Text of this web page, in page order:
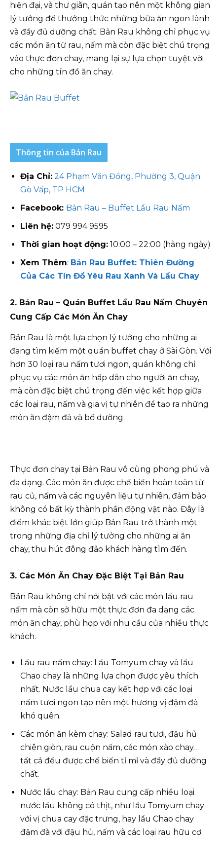
hiện đại, và thư giãn, quán tạo nên một không gian
lý tưởng để thưởng thức những bữa ăn ngon lành
và đầy đủ dưỡng chất. Bản Rau không chỉ phục vụ
các món ăn từ rau, nấm mà còn đặc biệt chú trọng
vào thực đơn chay, mang lại sự lựa chọn tuyệt vời
cho những tín đồ ăn chay.
Thông tin của Bản Rau
Địa Chỉ: 24 Phạm Văn Đồng, Phường 3, Quận
Gò Vấp, TP HCM
Facebook: Bản Rau – Buffet Lẩu Rau Nấm
Liên hệ: 079 994 9595
Thời gian hoạt động: 10:00 – 22:00 (hằng ngày)
Xem Thêm: Bản Rau Buffet: Thiên Đường
Của Các Tín Đồ Yêu Rau Xanh Và Lẩu Chay
2. Bản Rau – Quán Buffet Lẩu Rau Nấm Chuyên
Cung Cấp Các Món Ăn Chay
Bản Rau là một lựa chọn lý tưởng cho những ai
đang tìm kiếm một quán buffet chay ở Sài Gòn. Với
hơn 30 loại rau nấm tươi ngon, quán không chỉ
phục vụ các món ăn hấp dẫn cho người ăn chay,
mà còn đặc biệt chú trọng đến việc kết hợp giữa
các loại rau, nấm và gia vị tự nhiên để tạo ra những
món ăn đậm đà và bổ dưỡng.
Thực đơn chay tại Bản Rau vô cùng phong phú và
đa dạng. Các món ăn được chế biến hoàn toàn từ
rau củ, nấm và các nguyên liệu tự nhiên, đảm bảo
không có bất kỳ thành phần động vật nào. Đây là
điểm khác biệt lớn giúp Bản Rau trở thành một
trong những địa chỉ lý tưởng cho những ai ăn
chay, thu hút đông đảo khách hàng tìm đến.
3. Các Món Ăn Chay Đặc Biệt Tại Bản Rau
Bản Rau không chỉ nổi bật với các món lẩu rau
nấm mà còn sở hữu một thực đơn đa dạng các
món ăn chay, phù hợp với nhu cầu của nhiều thực
khách.
Lẩu rau nấm chay: Lẩu Tomyum chay và lẩu
Chao chay là những lựa chọn được yêu thích
nhất. Nước lẩu chua cay kết hợp với các loại
nấm tươi ngon tạo nên một hương vị đậm đà
khó quên.
Các món ăn kèm chay: Salad rau tươi, đậu hủ
chiên giòn, rau cuộn nấm, các món xào chay…
tất cả đều được chế biến tỉ mỉ và đầy đủ dưỡng
chất.
Nước lẩu chay: Bản Rau cung cấp nhiều loại
nước lẩu không có thịt, như lẩu Tomyum chay
với vị chua cay đặc trưng, hay lẩu Chao chay
đậm đà với đậu hủ, nấm và các loại rau hữu cơ.